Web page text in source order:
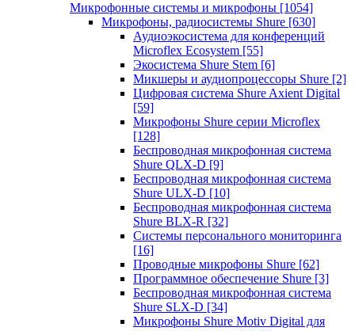
Микрофонные системы и микрофоны [1054]
Микрофоны, радиосистемы Shure [630]
Аудиоэкосистема для конференций
Microflex Ecosystem [55]
Экосистема Shure Stem [6]
Микшеры и аудиопроцессоры Shure [2]
Цифровая система Shure Axient Digital
[59]
Микрофоны Shure серии Microflex
[128]
Беспроводная микрофонная система
Shure QLX-D [9]
Беспроводная микрофонная система
Shure ULX-D [10]
Беспроводная микрофонная система
Shure BLX-R [32]
Системы персонального мониторинга
[16]
Проводные микрофоны Shure [62]
Программное обеспечение Shure [3]
Беспроводная микрофонная система
Shure SLX-D [34]
Микрофоны Shure Motiv Digital для